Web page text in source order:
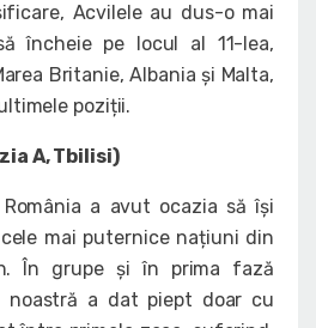
Acvilele au dus-o mai
încheie pe locul al 11-lea,
Britanie, Albania și Malta,
poziții.
A, Tbilisi)
a avut ocazia să își
mai puternice națiuni din
În grupe și în prima fază
noastră a dat piept doar cu